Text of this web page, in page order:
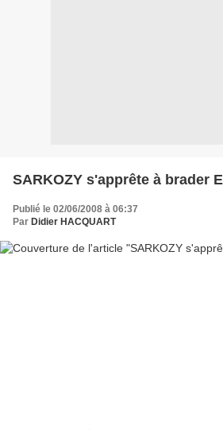
SARKOZY s'apprête à brader
Publié le 02/06/2008 à 06:37
Par Didier HACQUART